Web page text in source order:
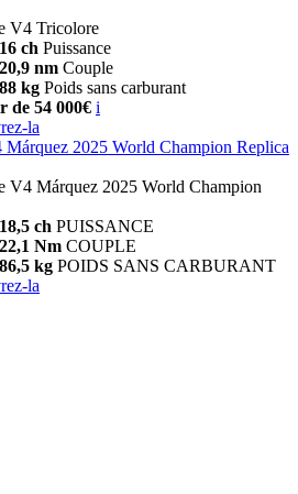
V4 Tricolore
ch Puissance
nm Couple
kg Poids sans carburant
de 54 000€ i
la
Márquez 2025 World Champion Replica
V4 Márquez 2025 World Champion
ch PUISSANCE
Nm COUPLE
kg POIDS SANS CARBURANT
la